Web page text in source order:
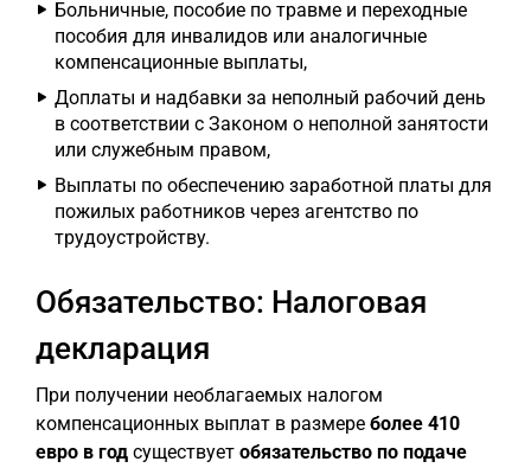
Больничные, пособие по травме и переходные
пособия для инвалидов или аналогичные
компенсационные выплаты,
Доплаты и надбавки за неполный рабочий день
в соответствии с Законом о неполной занятости
или служебным правом,
Выплаты по обеспечению заработной платы для
пожилых работников через агентство по
трудоустройству.
Обязательство: Налоговая
декларация
При получении необлагаемых налогом
компенсационных выплат в размере более 410
евро в год существует обязательство по подаче